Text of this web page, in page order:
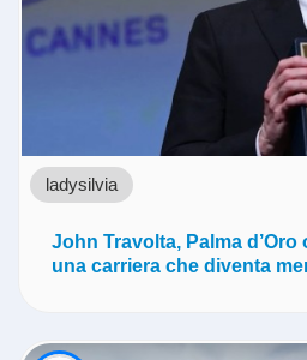
ladysilvia
John Travolta, Palma
una carriera che diventa